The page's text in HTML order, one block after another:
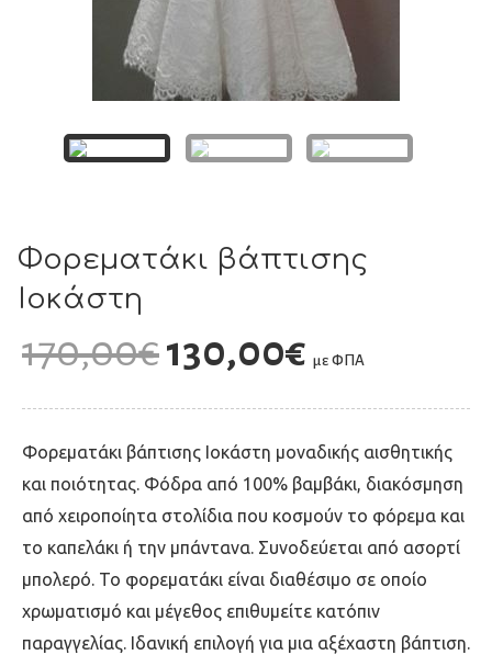
Φορεματάκι βάπτισης
Ιοκάστη
170,00€130,00€ με ΦΠΑ
Φορεματάκι βάπτισης Ιοκάστη μοναδικής αισθητικής
και ποιότητας. Φόδρα από 100% βαμβάκι, διακόσμηση
από χειροποίητα στολίδια που κοσμούν το φόρεμα και
το καπελάκι ή την μπάντανα. Συνοδεύεται από ασορτί
μπολερό. Το φορεματάκι είναι διαθέσιμο σε οποίο
χρωματισμό και μέγεθος επιθυμείτε κατόπιν
παραγγελίας. Ιδανική επιλογή για μια αξέχαστη βάπτιση.